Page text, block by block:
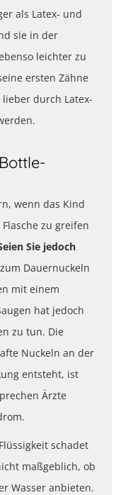
als Latex- und
sie in der
leichter zu
ersten Zähne
durch Latex-
wenn das Kind
zu greifen
Sie jedoch
Dauernuckeln
mit einem
hat jedoch
zu tun. Die
Nuckeln an der
entsteht, ist
Ärzte
schadet
maßgeblich, ob
Wasser anbieten.